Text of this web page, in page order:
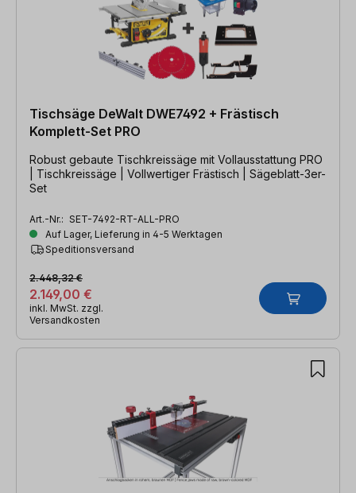
Tischsäge DeWalt DWE7492 + Frästisch
Komplett-Set PRO
Robust gebaute Tischkreissäge mit Vollausstattung PRO
| Tischkreissäge | Vollwertiger Frästisch | Sägeblatt-3er-
Set
Art.-Nr.: SET-7492-RT-ALL-PRO
Auf Lager, Lieferung in 4-5 Werktagen
Speditionsversand
2.149,00 €
2.448,32 €
inkl. MwSt. zzgl.
Versandkosten